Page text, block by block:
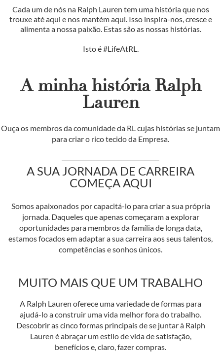
Cada um de nós na Ralph Lauren tem uma história que nos
trouxe até aqui e nos mantém aqui. Isso inspira-nos, cresce e
alimenta a nossa paixão. Estas são as nossas histórias.
Isto é #LifeAtRL.
A minha história Ralph
Lauren
Ouça os membros da comunidade da RL cujas histórias se juntam
para criar o rico tecido da Empresa.
A SUA JORNADA DE CARREIRA
COMEÇA AQUI
Somos apaixonados por capacitá-lo para criar a sua própria
jornada. Daqueles que apenas começaram a explorar
oportunidades para membros da família de longa data,
estamos focados em adaptar a sua carreira aos seus talentos,
competências e sonhos únicos.
MUITO MAIS QUE UM TRABALHO
A Ralph Lauren oferece uma variedade de formas para
ajudá-lo a construir uma vida melhor fora do trabalho.
Descobrir as cinco formas principais de se juntar à Ralph
Lauren é abraçar um estilo de vida de satisfação,
benefícios e, claro, fazer compras.